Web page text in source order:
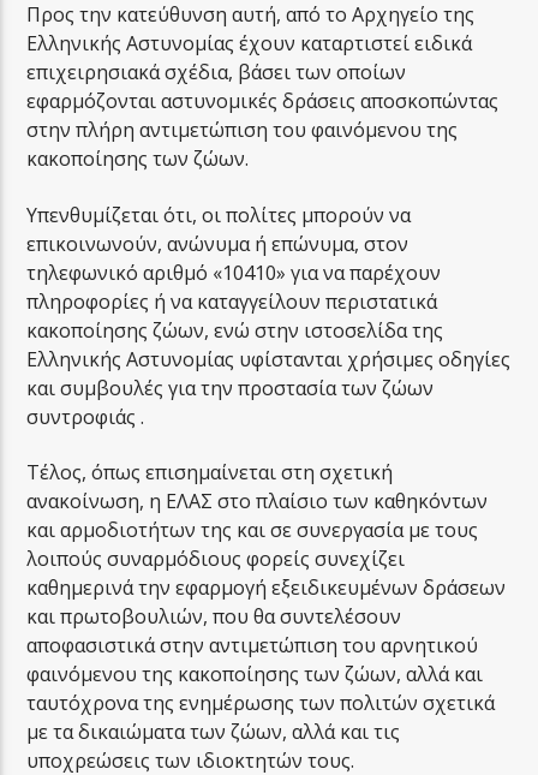
Προς την κατεύθυνση αυτή, από το Αρχηγείο της
Ελληνικής Αστυνομίας έχουν καταρτιστεί ειδικά
επιχειρησιακά σχέδια, βάσει των οποίων
εφαρμόζονται αστυνομικές δράσεις αποσκοπώντας
στην πλήρη αντιμετώπιση του φαινόμενου της
κακοποίησης των ζώων.
Υπενθυμίζεται ότι, οι πολίτες μπορούν να
επικοινωνούν, ανώνυμα ή επώνυμα, στον
τηλεφωνικό αριθμό «10410» για να παρέχουν
πληροφορίες ή να καταγγείλουν περιστατικά
κακοποίησης ζώων, ενώ στην ιστοσελίδα της
Ελληνικής Αστυνομίας υφίστανται χρήσιμες οδηγίες
και συμβουλές για την προστασία των ζώων
συντροφιάς .
Τέλος, όπως επισημαίνεται στη σχετική
ανακοίνωση, η ΕΛΑΣ στο πλαίσιο των καθηκόντων
και αρμοδιοτήτων της και σε συνεργασία με τους
λοιπούς συναρμόδιους φορείς συνεχίζει
καθημερινά την εφαρμογή εξειδικευμένων δράσεων
και πρωτοβουλιών, που θα συντελέσουν
αποφασιστικά στην αντιμετώπιση του αρνητικού
φαινόμενου της κακοποίησης των ζώων, αλλά και
ταυτόχρονα της ενημέρωσης των πολιτών σχετικά
με τα δικαιώματα των ζώων, αλλά και τις
υποχρεώσεις των ιδιοκτητών τους.